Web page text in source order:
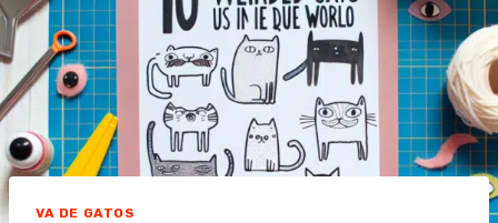
VA DE GATOS